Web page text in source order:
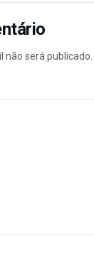
não será publicado.